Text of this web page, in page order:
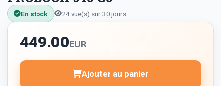
En stock 24 vue(s) sur 30 jours
449.00EUR
Ajouter au panier